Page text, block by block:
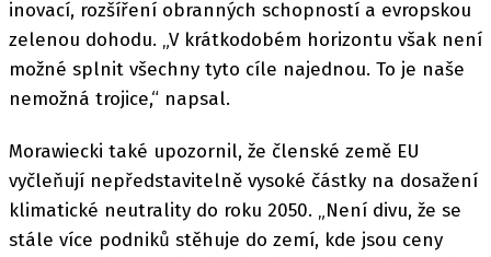
inovací, rozšíření obranných schopností a evropskou
zelenou dohodu. „V krátkodobém horizontu však není
možné splnit všechny tyto cíle najednou. To je naše
nemožná trojice,“ napsal.
Morawiecki také upozornil, že členské země EU
vyčleňují nepředstavitelně vysoké částky na dosažení
klimatické neutrality do roku 2050. „Není divu, že se
stále více podniků stěhuje do zemí, kde jsou ceny